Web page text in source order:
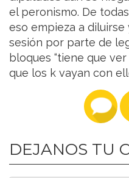
el peronismo. De
eso empieza a diluirse
sesión por parte de
bloques “tiene que
que los k vayan con
DEJANOS TU